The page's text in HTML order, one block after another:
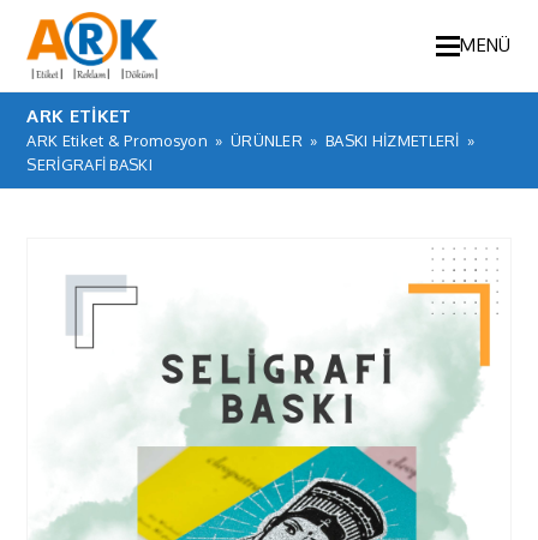
MENÜ
ARK ETİKET
ARK Etiket & Promosyon » ÜRÜNLER » BASKI HİZMETLERİ »
SERİGRAFİ BASKI